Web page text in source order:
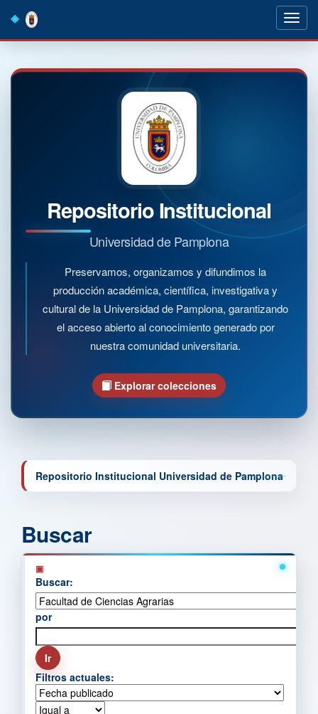
navigation
Repositorio Institucional
Universidad de Pamplona
Preservamos, organizamos y difundimos la
producción académica, científica, investigativa y
cultural de la Universidad de Pamplona, garantizando
el acceso abierto al conocimiento generado por
nuestra comunidad universitaria.
Explorar colecciones
Repositorio Institucional Universidad de Pamplona
Buscar
Buscar:
por
Filtros actuales: